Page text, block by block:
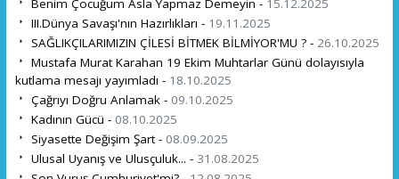
Benim Çocuğum Asla Yapmaz Demeyin - 15.12.2025
III.Dünya Savaşı'nın Hazırlıkları - 19.11.2025
SAĞLIKÇILARIMIZIN ÇİLESİ BİTMEK BİLMİYOR'MU ? - 26.10.2025
Mustafa Murat Karahan 19 Ekim Muhtarlar Günü dolayısıyla
kutlama mesajı yayımladı - 18.10.2025
Çağrıyı Doğru Anlamak - 09.10.2025
Kadının Gücü - 08.10.2025
Siyasette Değişim Şart - 08.09.2025
Ulusal Uyanış ve Ulusçuluk... - 31.08.2025